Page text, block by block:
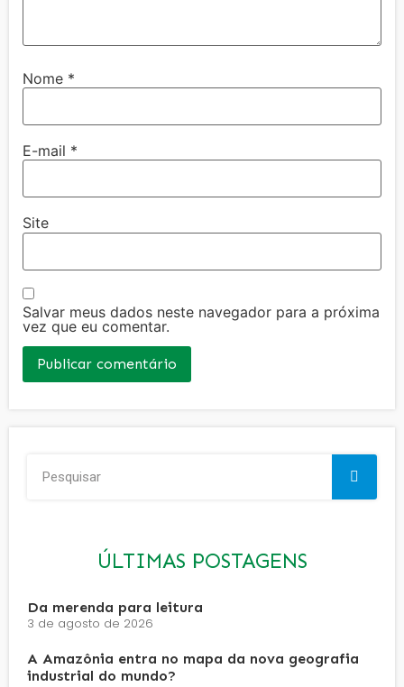
Nome *
E-mail *
Site
Salvar meus dados neste navegador para a próxima
vez que eu comentar.
ÚLTIMAS POSTAGENS
Da merenda para leitura
3 de agosto de 2026
A Amazônia entra no mapa da nova geografia
industrial do mundo?